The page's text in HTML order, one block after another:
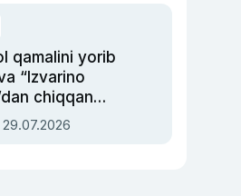
qamalini yorib
“Izvarino
chiqqan
— Ukraina
bosh